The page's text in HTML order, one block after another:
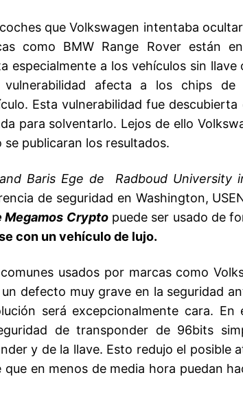
que Volkswagen intentaba
como BMW Range Rover están
especialmente a los vehículos sin
vulnerabilidad afecta a los chips de
Esta vulnerabilidad fue
para solventarlo. Lejos de ello
publicaran los resultados.
Baris Ege de Radboud
de seguridad en Washington,
Megamos Crypto puede ser usado de
con un vehículo de lujo.
usados por marcas como
defecto muy grave en la seguridad
será excepcionalmente cara. En
de transponder de 96bits
y de la llave. Esto redujo el posible
en menos de media hora puedan